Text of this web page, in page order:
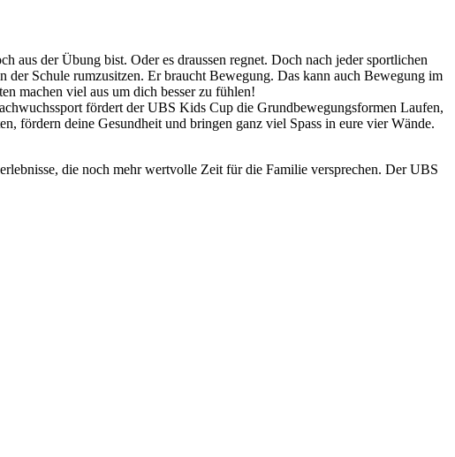
aus der Übung bist. Oder es draussen regnet. Doch nach jeder sportlichen
Schule rumzusitzen. Er braucht Bewegung. Das kann auch Bewegung im
machen viel aus um dich besser zu fühlen!
fördert der UBS Kids Cup die Grundbewegungsformen Laufen,
fördern deine Gesundheit und bringen ganz viel Spass in eure vier Wände.
die noch mehr wertvolle Zeit für die Familie versprechen. Der UBS